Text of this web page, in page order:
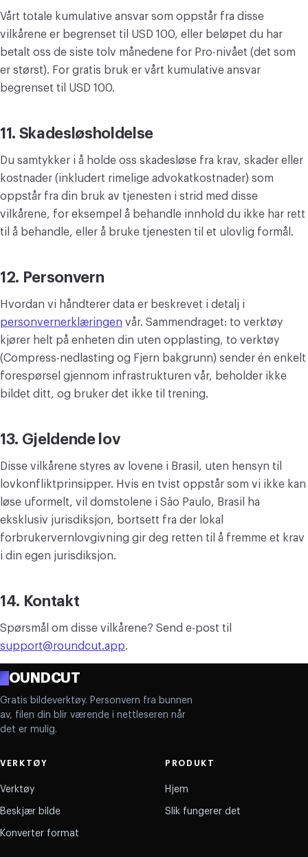
Vårt totale kumulative ansvar som oppstår fra disse
vilkårene er begrenset til USD 100, eller beløpet du har
betalt oss de siste tolv månedene for Pro-nivået (det som
er størst). For gratis bruk er vårt kumulative ansvar
begrenset til USD 100.
11. Skadesløsholdelse
Du samtykker i å holde oss skadesløse fra krav, skader eller
kostnader (inkludert rimelige advokatkostnader) som
oppstår fra din bruk av tjenesten i strid med disse
vilkårene, for eksempel å behandle innhold du ikke har rett
til å behandle, eller å bruke tjenesten til et ulovlig formål.
12. Personvern
Hvordan vi håndterer data er beskrevet i detalj i
personvernerklæringen vår. Sammendraget: to verktøy
kjører helt på enheten din uten opplasting, to verktøy
(Compress-nedlasting og Fjern bakgrunn) sender én enkelt
forespørsel gjennom infrastrukturen vår, beholder ikke
bildet ditt, og bruker det ikke til trening.
13. Gjeldende lov
Disse vilkårene styres av lovene i Brasil, uten hensyn til
lovkonfliktprinsipper. Hvis en tvist oppstår som vi ikke kan
løse uformelt, vil domstolene i São Paulo, Brasil ha
eksklusiv jurisdiksjon, bortsett fra der lokal
forbrukervernlovgivning gir deg retten til å fremme et krav
i din egen jurisdiksjon.
14. Kontakt
Spørsmål om disse vilkårene? Send e-post til
support@roundcut.app.
ROUNDCUT
Gratis bildeverktøy. Personvern fra bunnen
av, filen din blir værende i nettleseren når
det er mulig.
VERKTØY
Verktøy
Beskjær bilde
Konverter format
PRODUKT
Hjem
Slik fungerer det